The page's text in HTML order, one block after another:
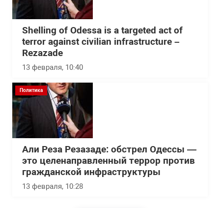
Shelling of Odessa is a targeted act of
terror against civilian infrastructure –
Rezazade
13 февраля, 10:40
Политика
Али Реза Резазаде: обстрел Одессы —
это целенаправленный террор против
гражданской инфраструктуры
13 февраля, 10:28